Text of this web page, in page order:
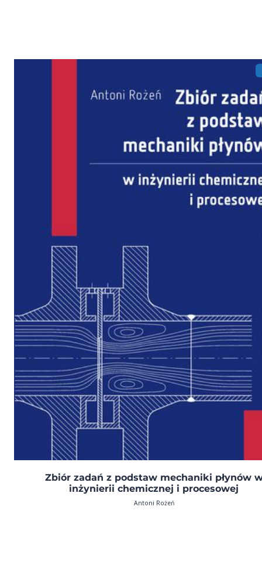
Zbiór zadań z podstaw mechaniki płynów
inżynierii chemicznej i procesowej
Antoni Rożeń